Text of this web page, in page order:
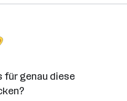
für genau diese